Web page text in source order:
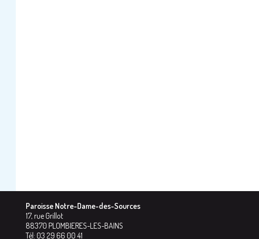
Paroisse Notre-Dame-des-Sources
17, rue Grillot
88370 PLOMBIERES-LES-BAINS
Tél: 03 29 66 00 41